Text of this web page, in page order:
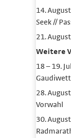
14.
Seek //
21.
Weitere
18 – 19.
28.
Vorwahl
30.